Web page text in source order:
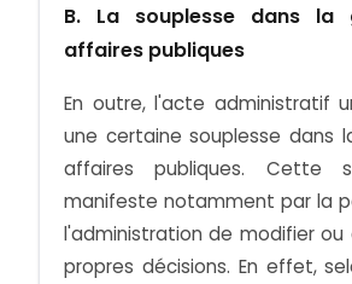
B. La souplesse dans la
affaires publiques
En outre, l'acte administratif
une certaine souplesse dans
affaires publiques. Cette
manifeste notamment par la
l'administration de modifier ou
propres décisions. En effet,